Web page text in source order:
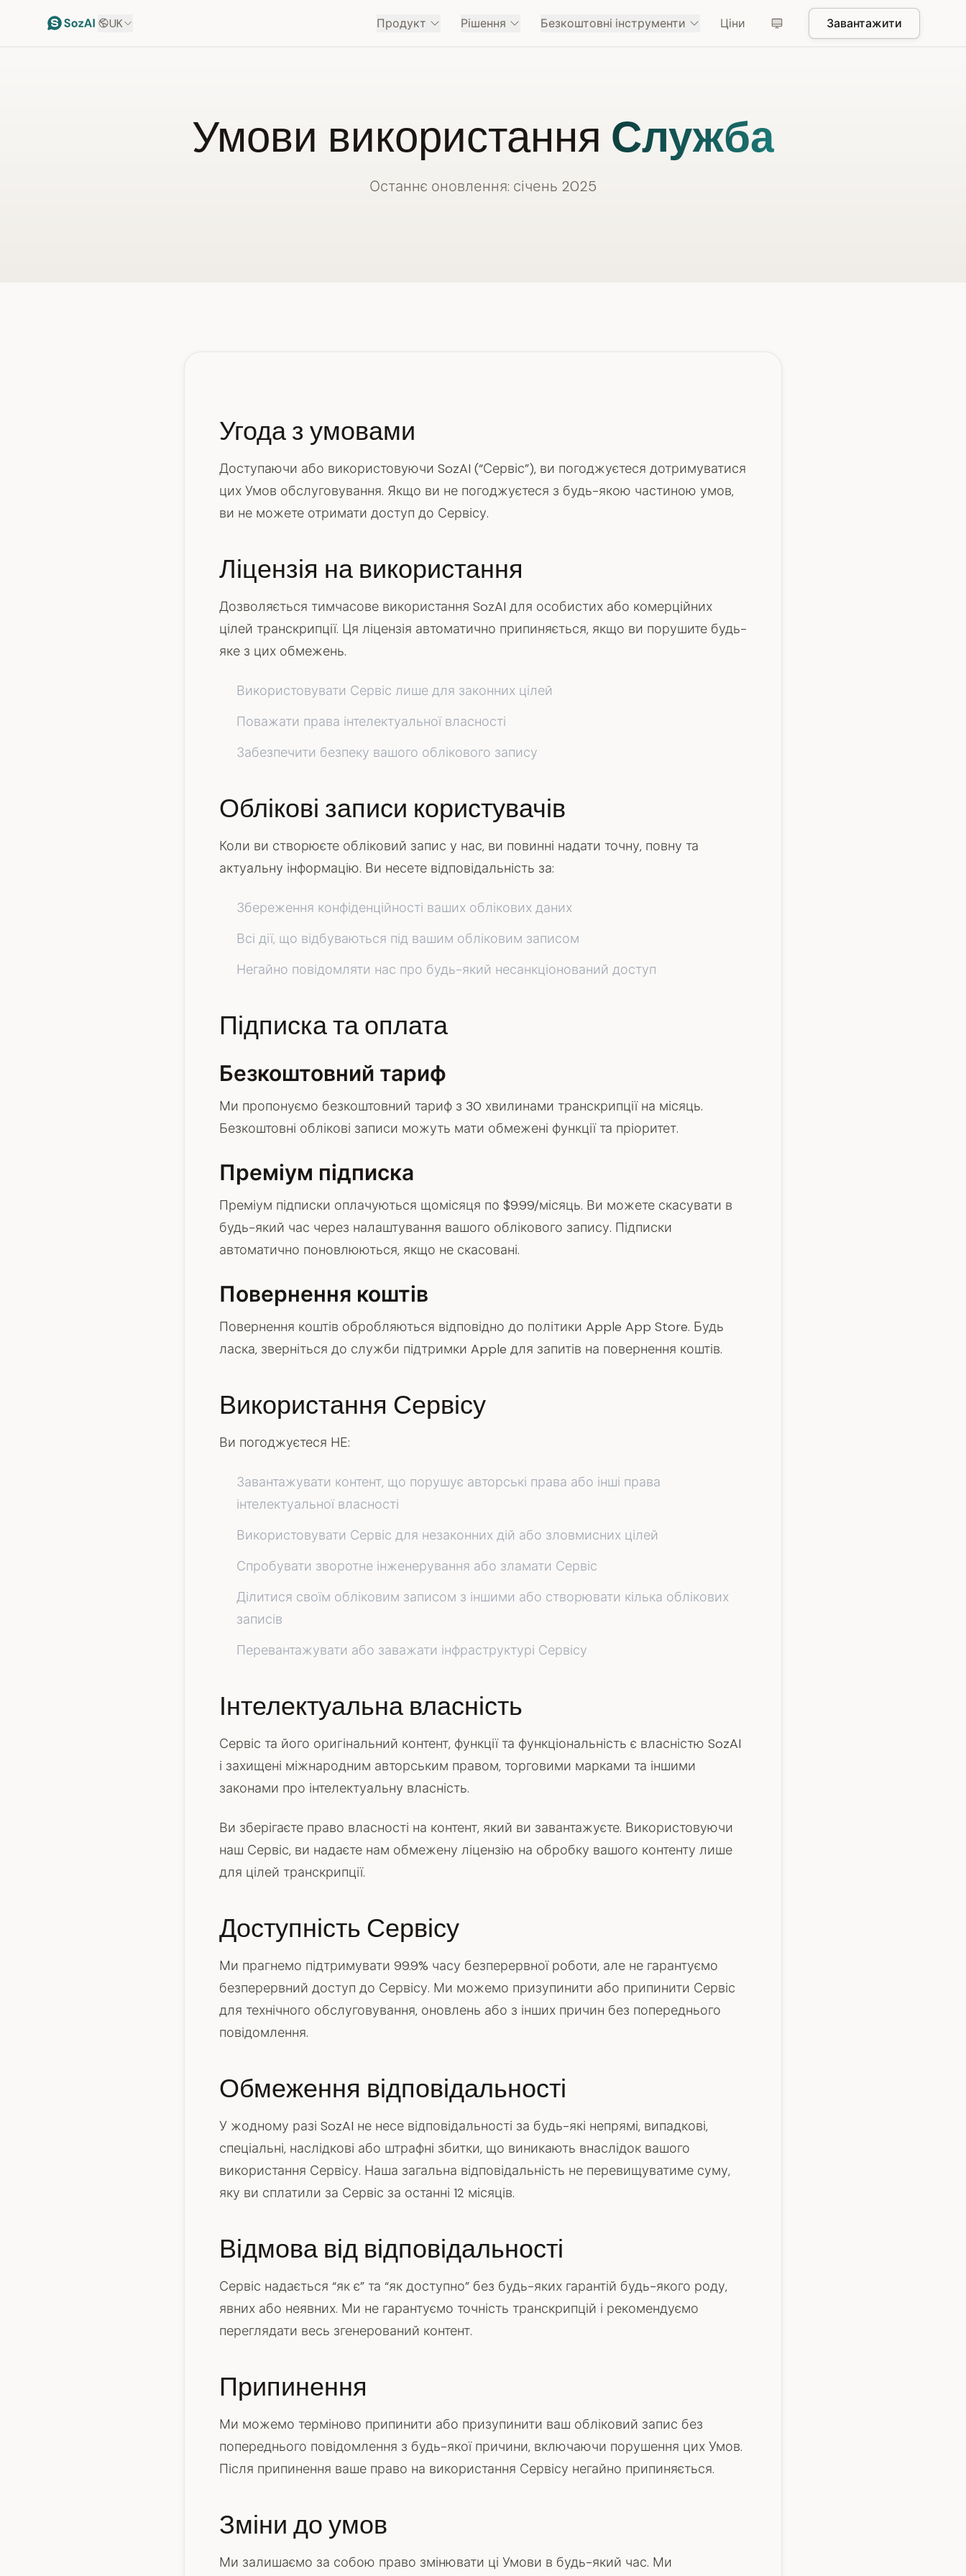
UK Продукт Рішення Безкоштовні інструменти Ціни Завантажити
Умови використання Служба
Останнє оновлення: січень 2025
Угода з умовами
Доступаючи або використовуючи SozAI (“Сервіс”), ви погоджуєтеся дотримуватися
цих Умов обслуговування. Якщо ви не погоджуєтеся з будь-якою частиною умов,
ви не можете отримати доступ до Сервісу.
Ліцензія на використання
Дозволяється тимчасове використання SozAI для особистих або комерційних
цілей транскрипції. Ця ліцензія автоматично припиняється, якщо ви порушите будь-
яке з цих обмежень.
Використовувати Сервіс лише для законних цілей
Поважати права інтелектуальної власності
Забезпечити безпеку вашого облікового запису
Облікові записи користувачів
Коли ви створюєте обліковий запис у нас, ви повинні надати точну, повну та
актуальну інформацію. Ви несете відповідальність за:
Збереження конфіденційності ваших облікових даних
Всі дії, що відбуваються під вашим обліковим записом
Негайно повідомляти нас про будь-який несанкціонований доступ
Підписка та оплата
Безкоштовний тариф
Ми пропонуємо безкоштовний тариф з 30 хвилинами транскрипції на місяць.
Безкоштовні облікові записи можуть мати обмежені функції та пріоритет.
Преміум підписка
Преміум підписки оплачуються щомісяця по $9.99/місяць. Ви можете скасувати в
будь-який час через налаштування вашого облікового запису. Підписки
автоматично поновлюються, якщо не скасовані.
Повернення коштів
Повернення коштів обробляються відповідно до політики Apple App Store. Будь
ласка, зверніться до служби підтримки Apple для запитів на повернення коштів.
Використання Сервісу
Ви погоджуєтеся НЕ:
Завантажувати контент, що порушує авторські права або інші права
інтелектуальної власності
Використовувати Сервіс для незаконних дій або зловмисних цілей
Спробувати зворотне інженерування або зламати Сервіс
Ділитися своїм обліковим записом з іншими або створювати кілька облікових
записів
Перевантажувати або заважати інфраструктурі Сервісу
Інтелектуальна власність
Сервіс та його оригінальний контент, функції та функціональність є власністю SozAI
і захищені міжнародним авторським правом, торговими марками та іншими
законами про інтелектуальну власність.
Ви зберігаєте право власності на контент, який ви завантажуєте. Використовуючи
наш Сервіс, ви надаєте нам обмежену ліцензію на обробку вашого контенту лише
для цілей транскрипції.
Доступність Сервісу
Ми прагнемо підтримувати 99.9% часу безперервної роботи, але не гарантуємо
безперервний доступ до Сервісу. Ми можемо призупинити або припинити Сервіс
для технічного обслуговування, оновлень або з інших причин без попереднього
повідомлення.
Обмеження відповідальності
У жодному разі SozAI не несе відповідальності за будь-які непрямі, випадкові,
спеціальні, наслідкові або штрафні збитки, що виникають внаслідок вашого
використання Сервісу. Наша загальна відповідальність не перевищуватиме суму,
яку ви сплатили за Сервіс за останні 12 місяців.
Відмова від відповідальності
Сервіс надається “як є” та “як доступно” без будь-яких гарантій будь-якого роду,
явних або неявних. Ми не гарантуємо точність транскрипцій і рекомендуємо
переглядати весь згенерований контент.
Припинення
Ми можемо терміново припинити або призупинити ваш обліковий запис без
попереднього повідомлення з будь-якої причини, включаючи порушення цих Умов.
Після припинення ваше право на використання Сервісу негайно припиняється.
Зміни до умов
Ми залишаємо за собою право змінювати ці Умови в будь-який час. Ми